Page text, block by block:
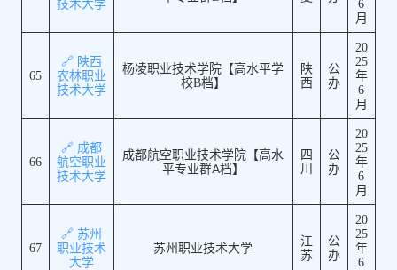
技术大学
6
月
65
🔗 陕西
农林职业
技术大学
杨凌职业技术学院【高水平学
校B档】
陕
西
公
办
20
25
年
6
月
66
🔗 成都
航空职业
技术大学
成都航空职业技术学院【高水
平专业群A档】
四
川
公
办
20
25
年
6
月
67
🔗 苏州
职业技术
大学
苏州职业技术大学
江
苏
公
办
20
25
年
6